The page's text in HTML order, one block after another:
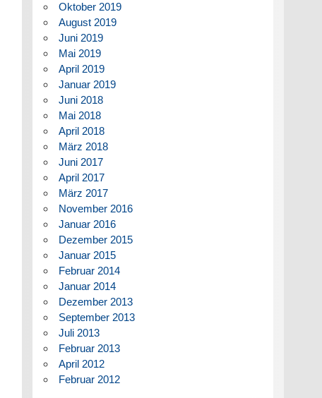
Oktober 2019
August 2019
Juni 2019
Mai 2019
April 2019
Januar 2019
Juni 2018
Mai 2018
April 2018
März 2018
Juni 2017
April 2017
März 2017
November 2016
Januar 2016
Dezember 2015
Januar 2015
Februar 2014
Januar 2014
Dezember 2013
September 2013
Juli 2013
Februar 2013
April 2012
Februar 2012